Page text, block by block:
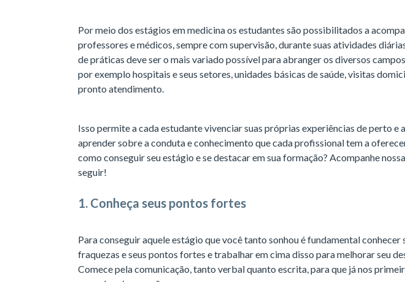
Por meio dos estágios em medicina os estudantes são possibilitados a
professores e médicos, sempre com supervisão, durante suas atividades
de práticas deve ser o mais variado possível para abranger os diversos
por exemplo hospitais e seus setores, unidades básicas de saúde, visitas
pronto atendimento.
Isso permite a cada estudante vivenciar suas próprias experiências de perto e
aprender sobre a conduta e conhecimento que cada profissional tem a
como conseguir seu estágio e se destacar em sua formação? Acompanhe
seguir!
1. Conheça seus pontos fortes
Para conseguir aquele estágio que você tanto sonhou é fundamental conhecer
fraquezas e seus pontos fortes e trabalhar em cima disso para melhorar seu
Comece pela comunicação, tanto verbal quanto escrita, para que já nos